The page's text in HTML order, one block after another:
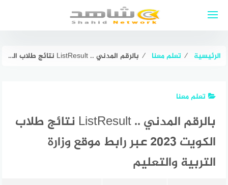
الرئيسية ⁄ تعلم معنا ⁄ بالرقم المدني .. ListResult نتائج طلاب الكويت ٢٠٢٣ عبر رابط موقع وزارة التربية والتعليم
تعلم معنا
بالرقم المدني .. ListResult نتائج طلاب
الكويت ٢٠٢٣ عبر رابط موقع وزارة
التربية والتعليم